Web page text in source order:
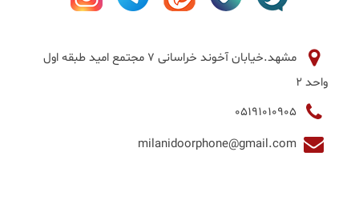
مشهد.خیابان آخوند خراسانی 7 مجتمع امید طبقه اول
واحد 2